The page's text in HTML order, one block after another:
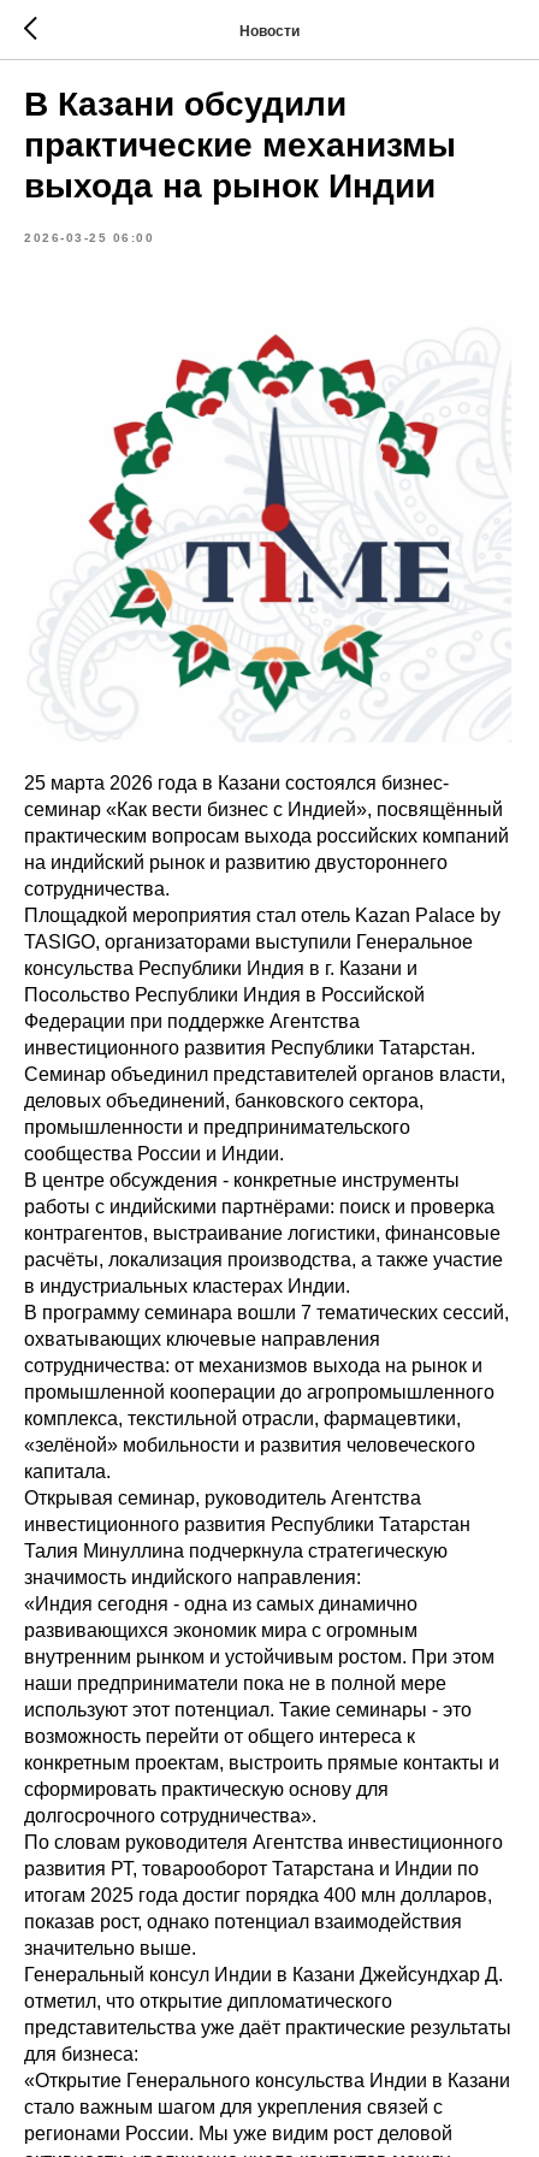
Новости
В Казани обсудили
практические механизмы
выхода на рынок Индии
2026-03-25 06:00
25 марта 2026 года в Казани состоялся бизнес-
семинар «Как вести бизнес с Индией», посвящённый
практическим вопросам выхода российских компаний
на индийский рынок и развитию двустороннего
сотрудничества.
Площадкой мероприятия стал отель Kazan Palace by
TASIGO, организаторами выступили Генеральное
консульства Республики Индия в г. Казани и
Посольство Республики Индия в Российской
Федерации при поддержке Агентства
инвестиционного развития Республики Татарстан.
Семинар объединил представителей органов власти,
деловых объединений, банковского сектора,
промышленности и предпринимательского
сообщества России и Индии.
В центре обсуждения - конкретные инструменты
работы с индийскими партнёрами: поиск и проверка
контрагентов, выстраивание логистики, финансовые
расчёты, локализация производства, а также участие
в индустриальных кластерах Индии.
В программу семинара вошли 7 тематических сессий,
охватывающих ключевые направления
сотрудничества: от механизмов выхода на рынок и
промышленной кооперации до агропромышленного
комплекса, текстильной отрасли, фармацевтики,
«зелёной» мобильности и развития человеческого
капитала.
Открывая семинар, руководитель Агентства
инвестиционного развития Республики Татарстан
Талия Минуллина подчеркнула стратегическую
значимость индийского направления:
«Индия сегодня - одна из самых динамично
развивающихся экономик мира с огромным
внутренним рынком и устойчивым ростом. При этом
наши предприниматели пока не в полной мере
используют этот потенциал. Такие семинары - это
возможность перейти от общего интереса к
конкретным проектам, выстроить прямые контакты и
сформировать практическую основу для
долгосрочного сотрудничества».
По словам руководителя Агентства инвестиционного
развития РТ, товарооборот Татарстана и Индии по
итогам 2025 года достиг порядка 400 млн долларов,
показав рост, однако потенциал взаимодействия
значительно выше.
Генеральный консул Индии в Казани Джейсундхар Д.
отметил, что открытие дипломатического
представительства уже даёт практические результаты
для бизнеса:
«Открытие Генерального консульства Индии в Казани
стало важным шагом для укрепления связей с
регионами России. Мы уже видим рост деловой